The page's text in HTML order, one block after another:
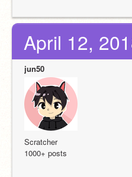
April 12,
jun50
Scratcher
1000+ posts